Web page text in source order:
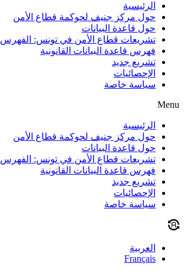
الرئيسية
حول مركز جنيف لحوكمة قطاع الأمن
حول قاعدة البيانات
تشريعات قطاع الأمن في تونس: الفهرس 1956-2011
فهرس قاعدة البيانات القانونية
تشريع جديد
الإحصائيات
سياسة خاصة
Menu
الرئيسية
حول مركز جنيف لحوكمة قطاع الأمن
حول قاعدة البيانات
تشريعات قطاع الأمن في تونس: الفهرس 1956-2011
فهرس قاعدة البيانات القانونية
تشريع جديد
الإحصائيات
سياسة خاصة
العربية
Français